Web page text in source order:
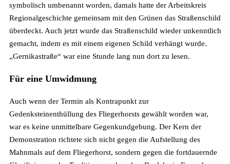
symbolisch umbenannt worden, damals hatte der Arbeitskreis
Regionalgeschichte gemeinsam mit den Grünen das Straßenschild
überdeckt. Auch jetzt wurde das Straßenschild wieder unkenntlich
gemacht, indem es mit einem eigenen Schild verhängt wurde.
„Gernikastraße“ war eine Stunde lang nun dort zu lesen.
Für eine Umwidmung
Auch wenn der Termin als Kontrapunkt zur
Gedenksteinenthüllung des Fliegerhorsts gewählt worden war,
war es keine unmittelbare Gegenkundgebung. Der Kern der
Demonstration richtete sich nicht gegen die Aufstellung des
Mahnmals auf dem Fliegerhorst, sondern gegen die fortdauernde